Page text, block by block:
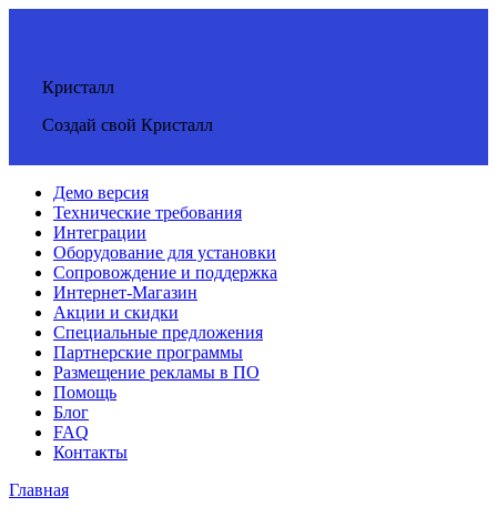
Кристалл
Создай свой Кристалл
Демо версия
Технические требования
Интеграции
Оборудование для установки
Сопровождение и поддержка
Интернет-Магазин
Акции и скидки
Специальные предложения
Партнерские программы
Размещение рекламы в ПО
Помощь
Блог
FAQ
Контакты
Главная